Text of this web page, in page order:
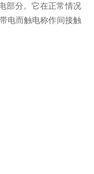
部分。它在正常情况
电而触电称作间接触